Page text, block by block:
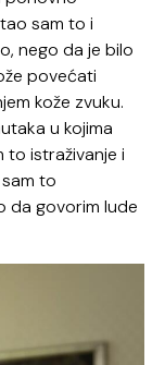
sam to i
nego da je bilo
povećati
kože zvuku.
u kojima
to istraživanje i
to
da govorim lude